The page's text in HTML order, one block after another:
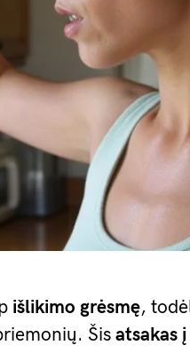
išlikimo grėsmę,
Šisatsakas